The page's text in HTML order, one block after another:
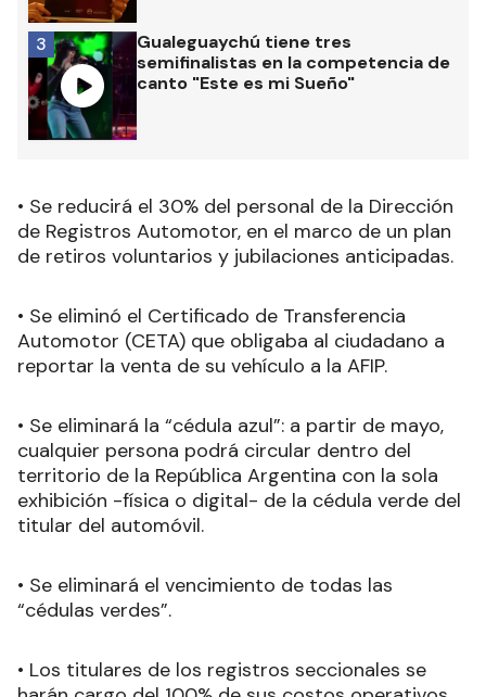
Gualeguaychú tiene tres
semifinalistas en la competencia de
canto "Este es mi Sueño"
3
• Se reducirá el 30% del personal de la Dirección
de Registros Automotor, en el marco de un plan
de retiros voluntarios y jubilaciones anticipadas.
• Se eliminó el Certificado de Transferencia
Automotor (CETA) que obligaba al ciudadano a
reportar la venta de su vehículo a la AFIP.
• Se eliminará la “cédula azul”: a partir de mayo,
cualquier persona podrá circular dentro del
territorio de la República Argentina con la sola
exhibición -física o digital- de la cédula verde del
titular del automóvil.
• Se eliminará el vencimiento de todas las
“cédulas verdes”.
• Los titulares de los registros seccionales se